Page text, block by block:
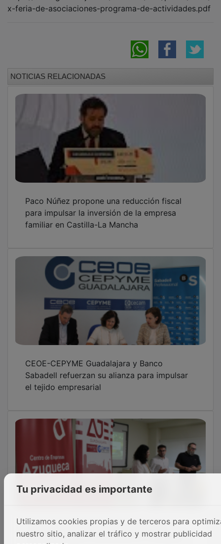
familiar en Castilla-La Mancha
CEOE-CEPYME Guadalajara y Banco
Sabadell refuerzan su alianza para impulsar
el tejido empresarial
AJE Guadalajara acerca la inteligencia
artificial al tejido empresarial en Azuqueca
de Henares
El Gobierno de Castilla-La Mancha impulsa la
educación inclusiva con proyectos de FP
Tu privacidad es importante
Utilizamos cookies propias y de terceros para
nuestro sitio, analizar el tráfico y mostrar publicidad